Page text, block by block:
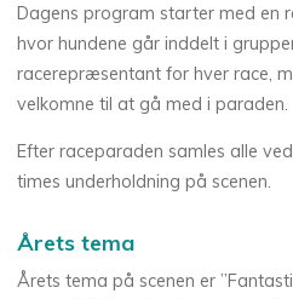
Dagens program starter med en
hvor hundene går inddelt i
racerepræsentant for hver race,
velkomne til at gå med i paraden.
Efter raceparaden samles alle
times underholdning på scenen.
Årets tema
Årets tema på scenen er